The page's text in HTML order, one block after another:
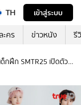
TH
เข้าสู่ระบบ
ะคร ข่าวหนัง รี
ด็กฝึก SMTR25 เปิดตัว
School'